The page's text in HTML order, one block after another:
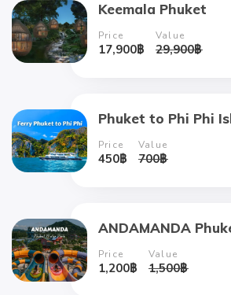
Keemala Phuket
Price
17,900฿
Value
29,900฿
Phuket to Phi Phi
Price
450฿
Value
700฿
ANDAMANDA
Price
1,200฿
Value
1,500฿